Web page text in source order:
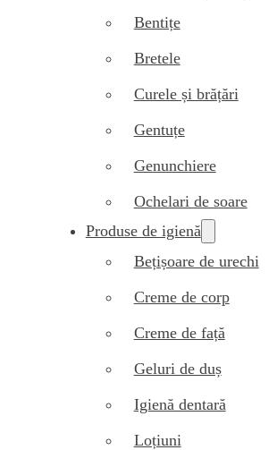
Bentițe
Bretele
Curele și brățări
Gentuțe
Genunchiere
Ochelari de soare
Produse de igienă
Bețișoare de urechi
Creme de corp
Creme de față
Geluri de duș
Igienă dentară
Loțiuni